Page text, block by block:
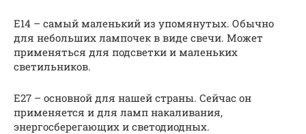
Е14 – самый маленький из упомянутых. Обычно
для небольших лампочек в виде свечи. Может
применяться для подсветки и маленьких
светильников.
Е27 – основной для нашей страны. Сейчас он
применяется и для ламп накаливания,
энергосберегающих и светодиодных.